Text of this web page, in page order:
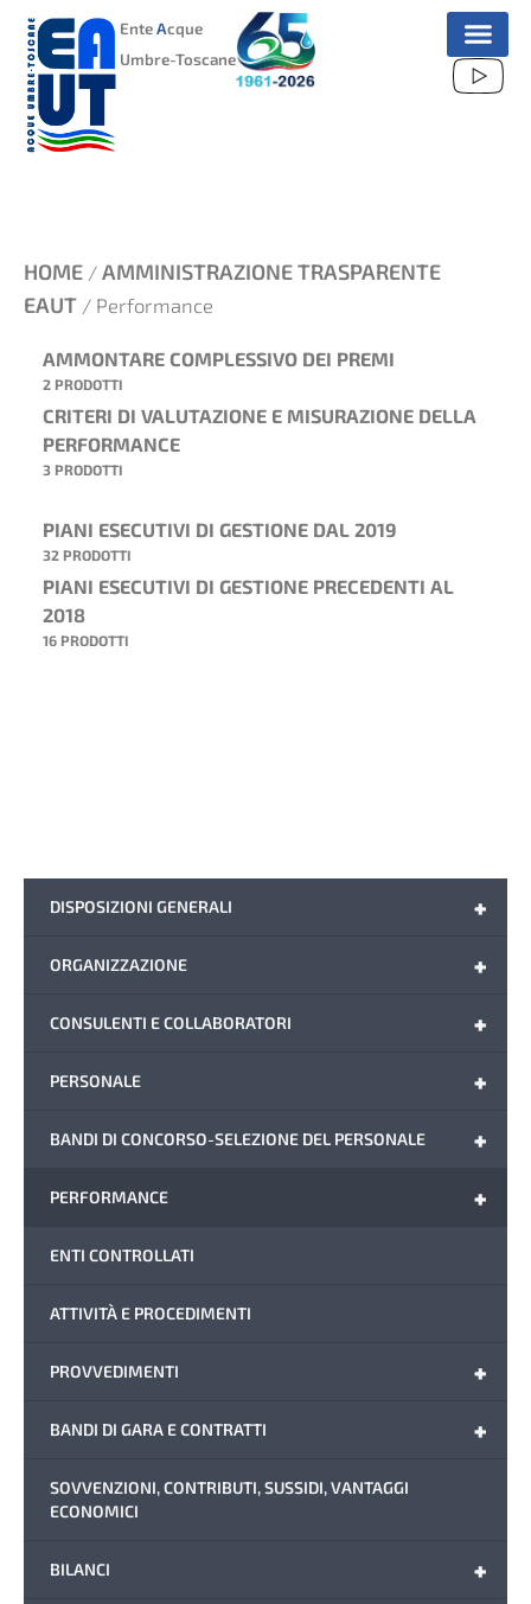
VAI
CONTENUTO
EnteAcque
Umbre-Toscane
+
DISPOSIZIONI GENERALI
+
ORGANIZZAZIONE
+
CONSULENTI E COLLABORATORI
+
PERSONALE
+
BANDI DI CONCORSO-SELEZIONE DEL PERSONALE
+
PERFORMANCE
ENTI CONTROLLATI
ATTIVITÀ E PROCEDIMENTI
+
PROVVEDIMENTI
+
BANDI DI GARA E CONTRATTI
SOVVENZIONI, CONTRIBUTI, SUSSIDI, VANTAGGI
ECONOMICI
+
BILANCI
HOME / AMMINISTRAZIONE TRASPARENTE
EAUT / Performance
AMMONTARE COMPLESSIVO DEI PREMI
2 PRODOTTI
CRITERI DI VALUTAZIONE E MISURAZIONE DELLA
PERFORMANCE
3 PRODOTTI
PIANI ESECUTIVI DI GESTIONE DAL 2019
32 PRODOTTI
PIANI ESECUTIVI DI GESTIONE PRECEDENTI AL
2018
16 PRODOTTI